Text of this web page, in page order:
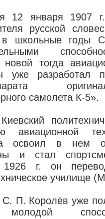
12 января 1907
русской
годы
тогда
разработал
самолета К-5».
авиационной
освоил в нем
и стал
г. он
училище
П. Королёв уже